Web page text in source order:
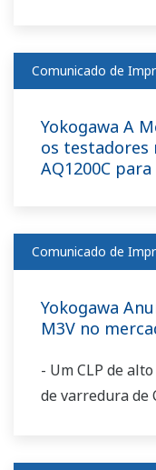
Comunicado de
Yokogawa A
os testadores
AQ1200C
Comunicado de
Yokogawa
M3V no
- Um CLP de
de varredura de